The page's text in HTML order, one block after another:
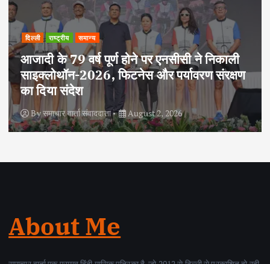
दिल्ली राष्ट्रीय
साहित्य समाज और प्रशासन के बीच विश्वास का सेतु
है : आलोक श्रीवास्तव ‘अविरल’
Byसमाचार वार्ता संवाददाता August 2, 2026
About Me